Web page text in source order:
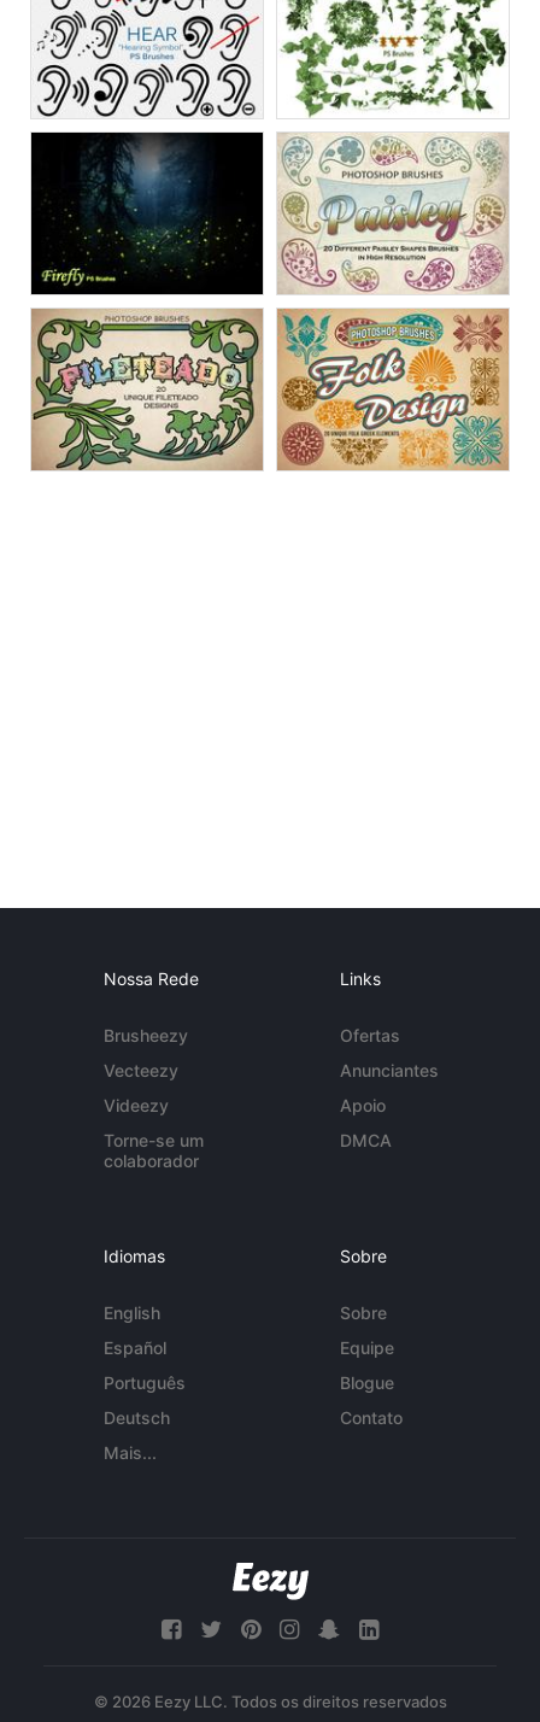
Nossa Rede
Brusheezy
Vecteezy
Videezy
Torne-se um
colaborador
Links
Ofertas
Anunciantes
Apoio
DMCA
Idiomas
English
Español
Português
Deutsch
Mais...
Sobre
Sobre
Equipe
Blogue
Contato
© 2026 Eezy LLC. Todos os direitos reservados